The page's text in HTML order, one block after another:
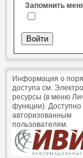
Запомнить
Информация о
доступа см.
ресурсы (в меню
функции). Доступно
авторизованным
пользователям.